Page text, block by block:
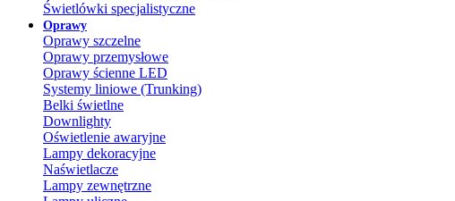
Świetlówki specjalistyczne
Oprawy
Oprawy szczelne
Oprawy przemysłowe
Oprawy ścienne LED
Systemy liniowe (Trunking)
Belki świetlne
Downlighty
Oświetlenie awaryjne
Lampy dekoracyjne
Naświetlacze
Lampy zewnętrzne